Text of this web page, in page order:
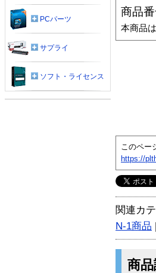
商品
本商品
このペー
https://
関連カ
N-1商品 |
商品
PCパーツ
サプライ
ソフト・ライセンス